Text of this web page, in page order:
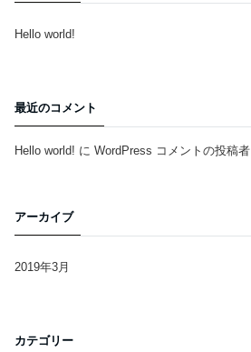
Hello world!
最近のコメント
Hello world! に WordPress コメントの投稿者
アーカイブ
2019年3月
カテゴリー